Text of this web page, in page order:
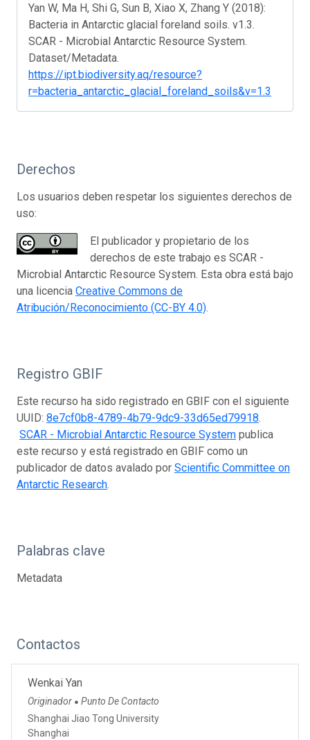
Yan W, Ma H, Shi G, Sun B, Xiao X, Zhang Y (2018):
Bacteria in Antarctic glacial foreland soils. v1.3.
SCAR - Microbial Antarctic Resource System.
Dataset/Metadata.
https://ipt.biodiversity.aq/resource?
r=bacteria_antarctic_glacial_foreland_soils&v=1.3
Derechos
Los usuarios deben respetar los siguientes derechos de
uso:
El publicador y propietario de los
derechos de este trabajo es SCAR -
Microbial Antarctic Resource System. Esta obra está bajo
una licencia Creative Commons de
Atribución/Reconocimiento (CC-BY 4.0).
Registro GBIF
Este recurso ha sido registrado en GBIF con el siguiente
UUID: 8e7cf0b8-4789-4b79-9dc9-33d65ed79918.
SCAR - Microbial Antarctic Resource System publica
este recurso y está registrado en GBIF como un
publicador de datos avalado por Scientific Committee on
Antarctic Research.
Palabras clave
Metadata
Contactos
Wenkai Yan
Originador ● Punto De Contacto
Shanghai Jiao Tong University
Shanghai